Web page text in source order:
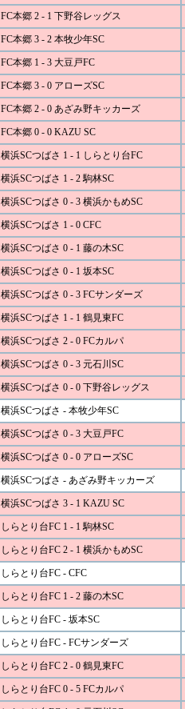
FC本郷 2 - 1 下野谷レッグス
FC本郷 3 - 2 本牧少年SC
FC本郷 1 - 3 大豆戸FC
FC本郷 3 - 0 アローズSC
FC本郷 2 - 0 あざみ野キッカーズ
FC本郷 0 - 0 KAZU SC
横浜SCつばさ 1 - 1 しらとり台FC
横浜SCつばさ 1 - 2 駒林SC
横浜SCつばさ 0 - 3 横浜かもめSC
横浜SCつばさ 1 - 0 CFC
横浜SCつばさ 0 - 1 藤の木SC
横浜SCつばさ 0 - 1 坂本SC
横浜SCつばさ 0 - 3 FCサンダーズ
横浜SCつばさ 1 - 1 鶴見東FC
横浜SCつばさ 2 - 0 FCカルパ
横浜SCつばさ 0 - 3 元石川SC
横浜SCつばさ 0 - 0 下野谷レッグス
横浜SCつばさ - 本牧少年SC
横浜SCつばさ 0 - 3 大豆戸FC
横浜SCつばさ 0 - 0 アローズSC
横浜SCつばさ - あざみ野キッカーズ
横浜SCつばさ 3 - 1 KAZU SC
しらとり台FC 1 - 1 駒林SC
しらとり台FC 2 - 1 横浜かもめSC
しらとり台FC - CFC
しらとり台FC 1 - 2 藤の木SC
しらとり台FC - 坂本SC
しらとり台FC - FCサンダーズ
しらとり台FC 2 - 0 鶴見東FC
しらとり台FC 0 - 5 FCカルパ